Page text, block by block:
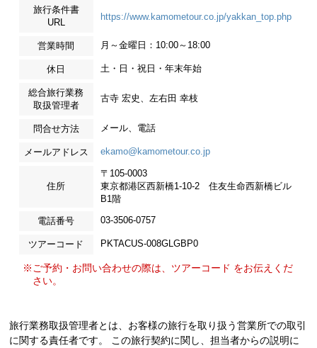
旅行条件書
URL
https://www.kamometour.co.jp/yakkan_top.php
営業時間 月～金曜日：10:00～18:00
休日 土・日・祝日・年末年始
総合旅行業務
取扱管理者
古寺 宏史、左右田 幸枝
問合せ方法 メール、電話
メールアドレス ekamo@kamometour.co.jp
住所
〒105-0003
東京都港区西新橋1-10-2 住友生命西新橋ビル
B1階
電話番号 03-3506-0757
ツアーコード PKTACUS-008GLGBP0
※ご予約・お問い合わせの際は、ツアーコード をお伝えくだ
さい。
旅行業務取扱管理者とは、お客様の旅行を取り扱う営業所での取引
に関する責任者です。 この旅行契約に関し、担当者からの説明に